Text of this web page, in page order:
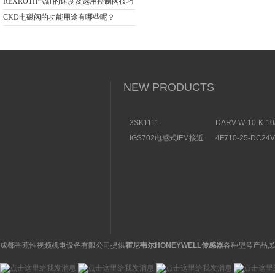
CKD电磁阀的功能用途有哪些呢？
NEW PRODUCTS
3SK1111-
关特点及功能
DARV-W-10-K-
构分析
IGS702电感式IFM接近
4F710-25-
成都香蕉性视频机电设备有限公司提供霍尼韦尔HONEYWELL传感器各种型号产品,